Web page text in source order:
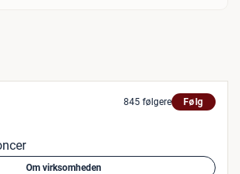
845 følgere Følg
Om virksomheden